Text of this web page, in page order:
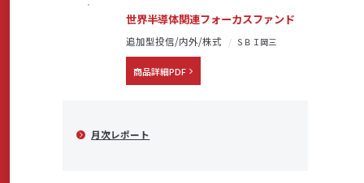
世界半導体関連フォーカスファンド
追加型投信/内外/株式 ＳＢＩ岡三
商品詳細PDF
月次レポート